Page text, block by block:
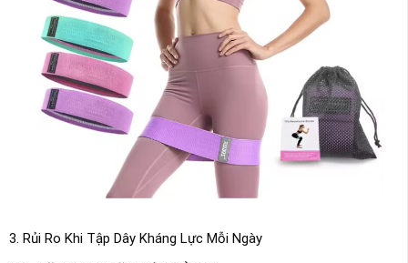
3. Rủi Ro Khi Tập Dây Kháng Lực Mỗi Ngày